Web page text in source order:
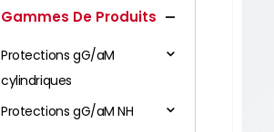
Gammes De Produits
Protections gG/aM
cylindriques
Protections gG/aM NH